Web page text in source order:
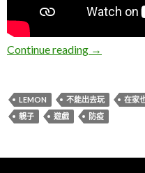
Continue reading Lemon。
→
LEMON 不能出去玩 在家
親子
遊戲 防疫